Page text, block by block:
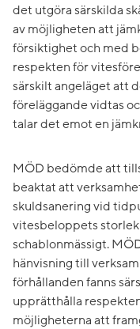
det utgöra särskilda
av möjligheten att
försiktighet och med
respekten för
särskilt angeläget att
föreläggande vidtas
talar det emot en
MÖD bedömde att
beaktat att
skuldsanering vid
vitesbeloppets
schablonmässigt.
hänvisning till
förhållanden fanns
upprätthålla
möjligheterna att